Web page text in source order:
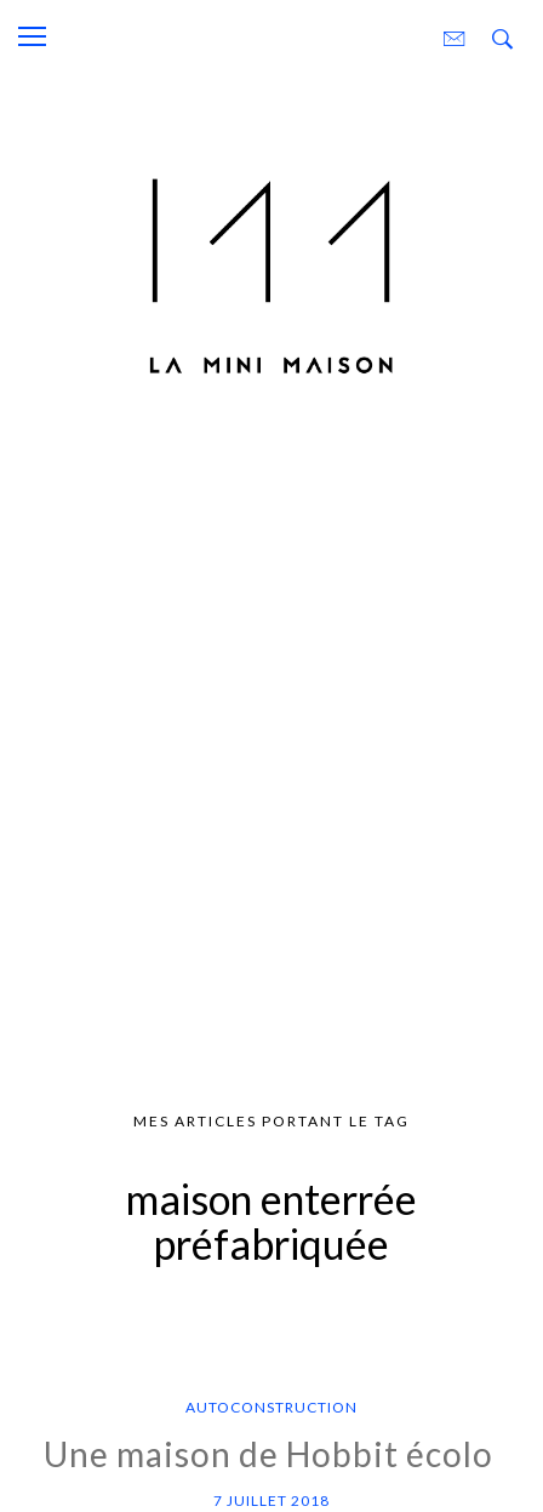
MES ARTICLES PORTANT LE TAG
maison enterrée
préfabriquée
AUTOCONSTRUCTION
Une maison de Hobbit écolo
7 JUILLET 2018